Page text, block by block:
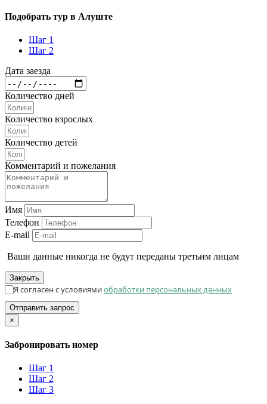
Подобрать тур в Алуште
Шаг 1
Шаг 2
Дата заезда
Количество дней
Количество взрослых
Количество детей
Комментарий и пожелания
Имя
Телефон
E-mail
Ваши данные никогда не будут переданы третьим лицам
Закрыть
Я согласен с условиямиобработки персональных данных
Отправить запрос
×
Забронировать номер
Шаг 1
Шаг 2
Шаг 3